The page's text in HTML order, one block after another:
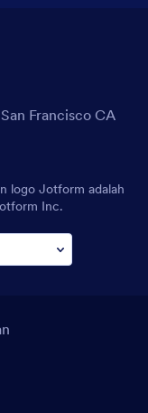
Francisco CA
logo Jotform adalah
Inc.